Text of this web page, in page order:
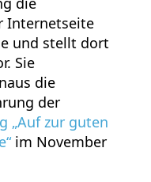
Internetseite
und stellt dort
Sie
die
der
„Auf zur guten
im November